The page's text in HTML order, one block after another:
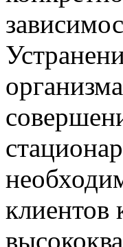
клиентов